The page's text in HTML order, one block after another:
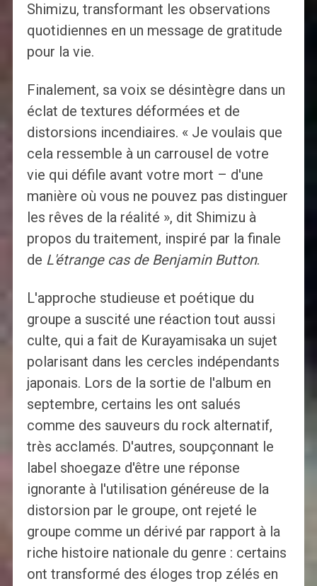
Shimizu, transformant les observations
quotidiennes en un message de gratitude
pour la vie.
Finalement, sa voix se désintègre dans un
éclat de textures déformées et de
distorsions incendiaires. « Je voulais que
cela ressemble à un carrousel de votre
vie qui défile avant votre mort – d'une
manière où vous ne pouvez pas distinguer
les rêves de la réalité », dit Shimizu à
propos du traitement, inspiré par la finale
de L'étrange cas de Benjamin Button.
L'approche studieuse et poétique du
groupe a suscité une réaction tout aussi
culte, qui a fait de Kurayamisaka un sujet
polarisant dans les cercles indépendants
japonais. Lors de la sortie de l'album en
septembre, certains les ont salués
comme des sauveurs du rock alternatif,
très acclamés. D'autres, soupçonnant le
label shoegaze d'être une réponse
ignorante à l'utilisation généreuse de la
distorsion par le groupe, ont rejeté le
groupe comme un dérivé par rapport à la
riche histoire nationale du genre : certains
ont transformé des éloges trop zélés en